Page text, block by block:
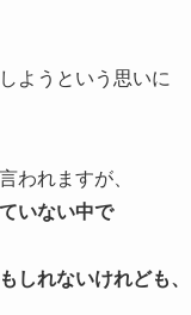
ようという思いに
われますが、
いない中で
しれないけれども、